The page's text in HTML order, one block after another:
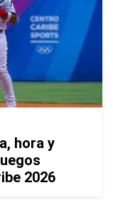
hora y
2026